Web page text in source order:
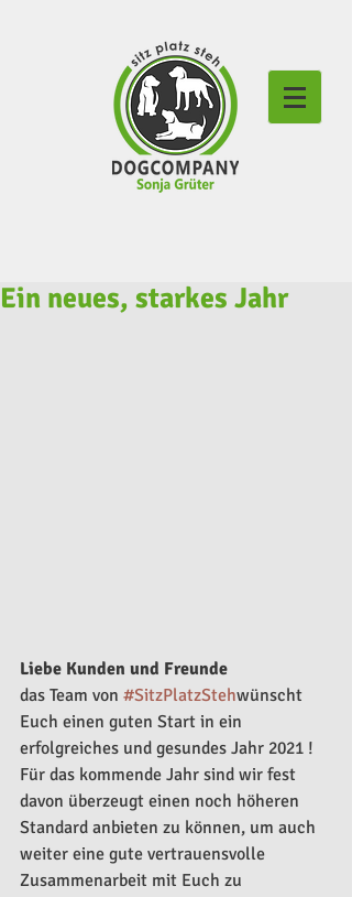
Ein neues, starkes Jahr
Liebe Kunden und Freunde
das Team von #SitzPlatzStehwünscht
Euch einen guten Start in ein
erfolgreiches und gesundes Jahr 2021 !
Für das kommende Jahr sind wir fest
davon überzeugt einen noch höheren
Standard anbieten zu können, um auch
weiter eine gute vertrauensvolle
Zusammenarbeit mit Euch zu